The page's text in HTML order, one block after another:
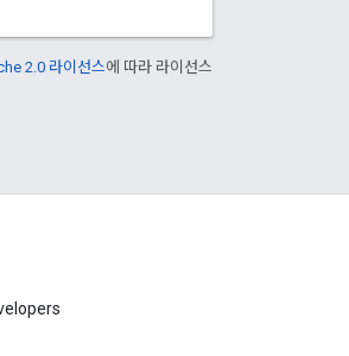
2.0 라이선스에 따라 라이선스